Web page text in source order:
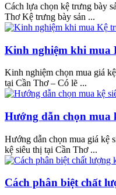
Cách lựa chọn kệ trưng bày
Thơ Kệ trưng bày sản ...
Kinh nghiệm khi mua
Kinh nghiệm chọn mua giá
tại Cần Thơ – Có lẽ ...
Hướng dẫn chọn mua
Hướng dẫn chọn mua giá kệ
kệ siêu thị tại Cần Thơ ...
Cách phân biệt chất